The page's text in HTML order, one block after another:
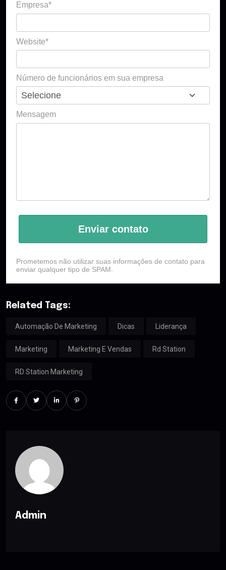
Empresa*
Website*
Número de funcionários em sua empresa
Mensagem
Enviar contato
Prometemos não utilizar suas informações de contato para
enviar qualquer tipo de SPAM.
Related Tags:
Automação De Marketing Dicas Liderança
Marketing Marketing E Vendas Rd Station
RD Station Marketing
Admin